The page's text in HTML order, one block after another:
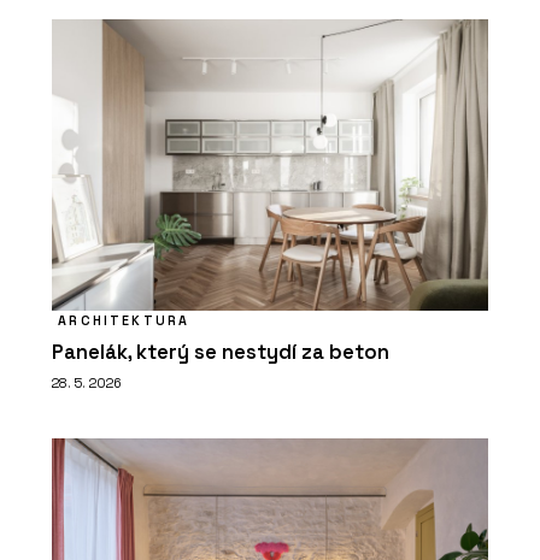
ARCHITEKTURA
Panelák, který se nestydí za beton
28. 5. 2026